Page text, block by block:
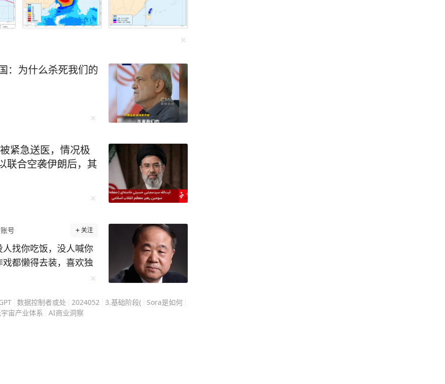
：为什么杀死我们的
紧急送医，情况极
联合空袭伊朗后，其
号 关注
找你吃饭，没人喊你
都懒得去装，喜欢独
人性，看透了人生！
，他出身山东农村，写
人面子的厚道。 获奖
数据控制者或处 2024052 3.基础阶段(
Sora是如何
宙产业体系 AI商业洞察